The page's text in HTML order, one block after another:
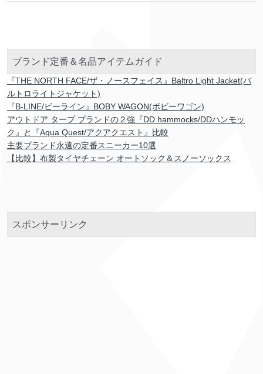
ブランド定番＆名品アイテムガイド
『THE NORTH FACE/ザ・ノースフェイス』Baltro Light Jacket(バ
ルトロライトジャケット)
『B-LINE/ビーライン』BOBY WAGON(ボビーワゴン)
アウトドア タープ ブランドの２強『DD hammocks/DDハンモッ
ク』と『Aqua Quest/アクアクエスト』比較
主要ブランド永遠の定番スニーカー10選
【比較】布製タイヤチェーン オートソック＆スノーソックス
スポンサーリンク